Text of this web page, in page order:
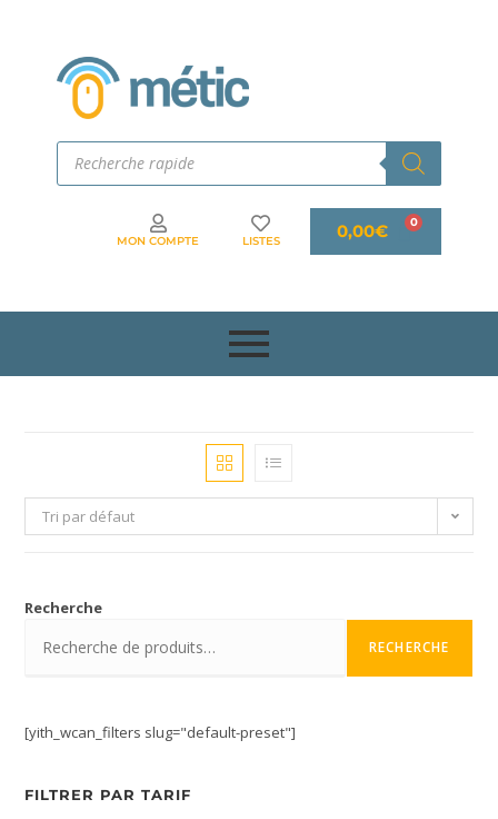
MON COMPTE LISTES 0,00€
Tri par défaut
Recherche
RECHERCHE
[yith_wcan_filters slug="default-preset"]
FILTRER PAR TARIF